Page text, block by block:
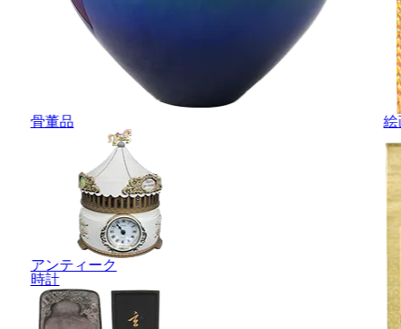
骨董品
アンティーク
時計
絵